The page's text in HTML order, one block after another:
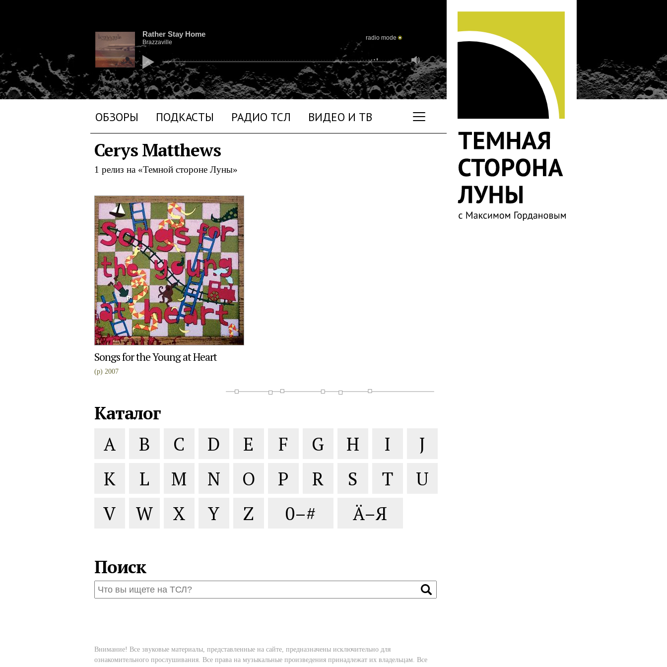
ОБЗОРЫ ПОДКАСТЫ РАДИО ТСЛ ВИДЕО И ТВ
Rather Stay Home
Brazzaville
radio mode
Cerys Matthews
1 релиз на «Темной стороне Луны»
Songs for the Young at Heart
(p) 2007
Каталог
A B C D E F G H I
J
K
L M N O P R S T
U
V
W X Y Z 0–# Ä–Я
Поиск
Внимание! Все звуковые материалы, представленные на сайте, предназначены исключительно для
ознакомительного прослушивания. Все права на музыкальные произведения принадлежат их владельцам. Все